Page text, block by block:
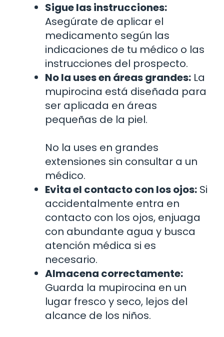
Sigue las instrucciones:
Asegúrate de aplicar el
medicamento según las
indicaciones de tu médico o las
instrucciones del prospecto.
No la uses en áreas grandes: La
mupirocina está diseñada para
ser aplicada en áreas
pequeñas de la piel.
No la uses en grandes
extensiones sin consultar a un
médico.
Evita el contacto con los ojos: Si
accidentalmente entra en
contacto con los ojos, enjuaga
con abundante agua y busca
atención médica si es
necesario.
Almacena correctamente:
Guarda la mupirocina en un
lugar fresco y seco, lejos del
alcance de los niños.